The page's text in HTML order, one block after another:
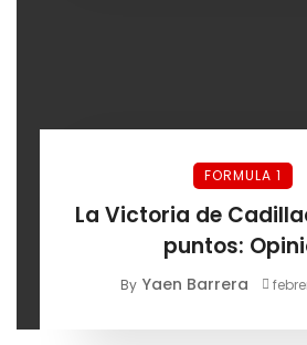
FORMULA 1
La Victoria de
puntos:
By Yaen Barrera